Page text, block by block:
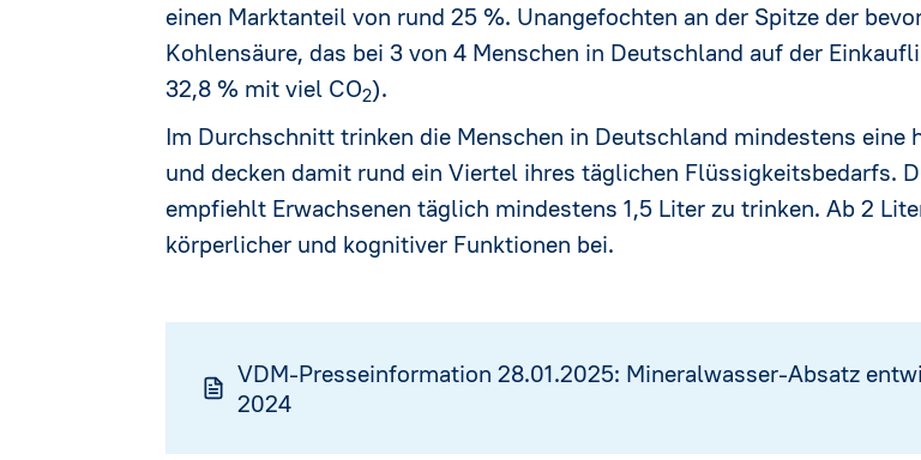
einen Marktanteil von rund 25 %. Unangefochten an der Spitze der
Kohlensäure, das bei 3 von 4 Menschen in Deutschland auf der
32,8 % mit viel CO2).
Im Durchschnitt trinken die Menschen in Deutschland mindestens
und decken damit rund ein Viertel ihres täglichen Flüssigkeitsbedarfs.
empfiehlt Erwachsenen täglich mindestens 1,5 Liter zu trinken. Ab 2
körperlicher und kognitiver Funktionen bei.
VDM-Presseinformation 28.01.2025: Mineralwasser-Absatz
2024